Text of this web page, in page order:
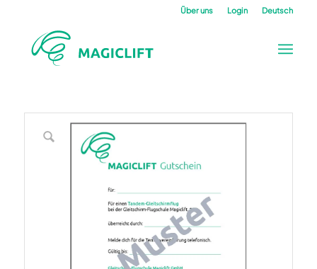
Über uns Login Deutsch